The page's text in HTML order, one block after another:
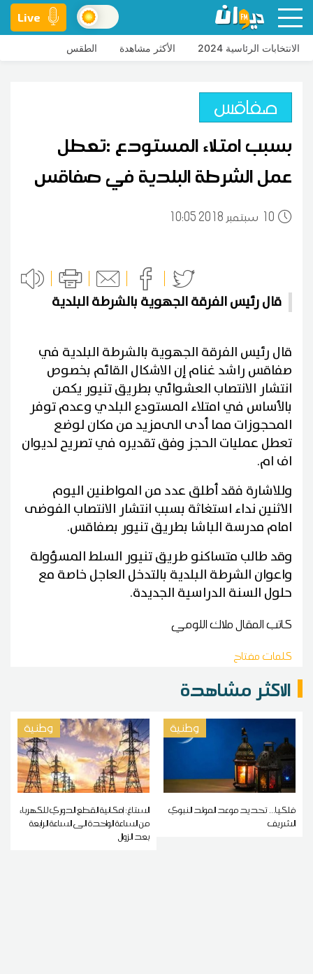
Live
الانتخابات الرئاسية 2024 الأكثر مشاهدة الطقس
صفاقس
بسبب امتلاء المستودع :تعطل
عمل الشرطة البلدية في صفاقس
10 10:05 2018 سبتمبر
قال رئيس الفرقة الجهوية بالشرطة البلدية
قال رئيس الفرقة الجهوية بالشرطة البلدية في
صفاقس راشد غنام إن الاشكال القائم بخصوص
انتشار الانتصاب العشوائي بطريق تنيور يكمن
بالأساس في امتلاء المستودع البلدي وعدم توفر
مكان لوضع مزيد منالمحجوزات مما أدى الى
تعطل عمليات الحجز وفق تقديره في تصريح لديوان
اف ام.
وللاشارة فقد أطلق عدد من المواطنين اليوم
الاثنين نداء استغاثة بسبب انتشار الانتصاب الفوضى
امام مدرسة الباشا بطريق تنيور بصفاقس.
وقد طالب متساكنو طريق تنيور السلط المسؤولة
واعوان الشرطة البلدية بالتدخل العاجل خاصة مع
حلول السنة الدراسية الجديدة.
كاتب المقالملاك اللومي
كلمات مفتاح
الاكثر مشاهدة
وطنية
فلكيا... تحديد موعد المولد النبوي
الشريف
وطنية
الستاغ: إمكانية القطع الدوري للكهرباء
من الساعة الواحدة الى الساعة الرابعة
بعد الزوال